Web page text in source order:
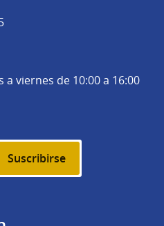
a viernes de 10:00 a 16:00